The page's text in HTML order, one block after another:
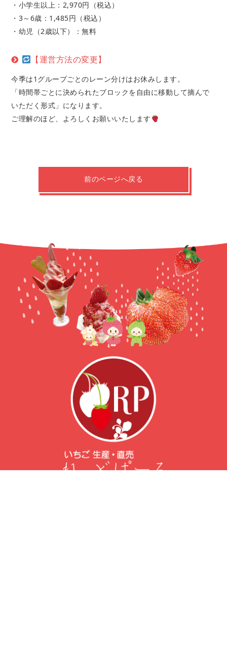
・小学生以上：2,970円（税込）
・3～6歳：1,485円（税込）
・幼児（2歳以下）：無料
【運営方法の変更】
今季は1グループごとのレーン分けはお休みします。
「時間帯ごとに決められたブロックを自由に移動して摘んで
いただく形式」になります。
ご理解のほど、よろしくお願いいたします
前のページへ戻る